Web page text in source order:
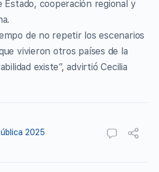
Estado, cooperación regional y
de no repetir los escenarios
vivieron otros países de la
existe”, advirtió Cecilia
2025